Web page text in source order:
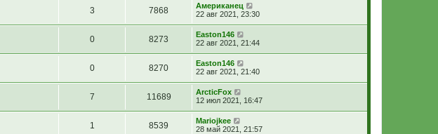
3 7868
Американец
22 авг 2021, 23:30
0 8273
Easton146
22 авг 2021, 21:44
0 8270
Easton146
22 авг 2021, 21:40
7 11689
ArcticFox
12 июл 2021, 16:47
1 8539
Mariojkee
28 май 2021, 21:57